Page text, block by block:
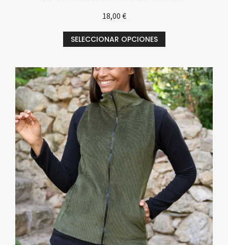
18,00 €
SELECCIONAR OPCIONES